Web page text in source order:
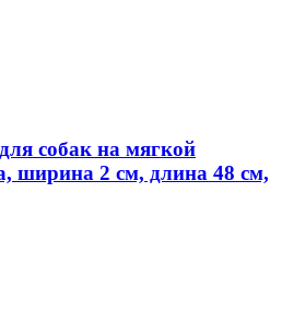
собак на мягкой
ширина 2 см, длина 48 см,